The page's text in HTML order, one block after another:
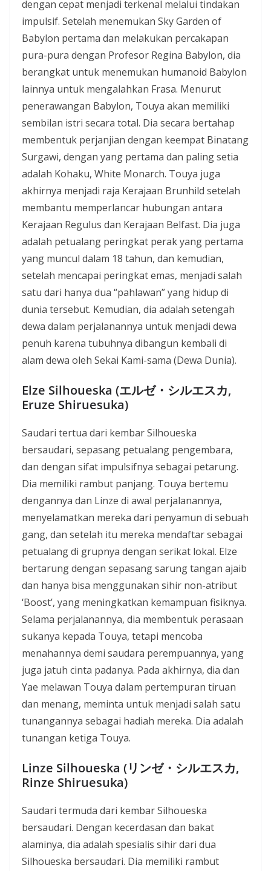
dengan cepat menjadi terkenal melalui tindakan
impulsif. Setelah menemukan Sky Garden of
Babylon pertama dan melakukan percakapan
pura-pura dengan Profesor Regina Babylon, dia
berangkat untuk menemukan humanoid Babylon
lainnya untuk mengalahkan Frasa. Menurut
penerawangan Babylon, Touya akan memiliki
sembilan istri secara total. Dia secara bertahap
membentuk perjanjian dengan keempat Binatang
Surgawi, dengan yang pertama dan paling setia
adalah Kohaku, White Monarch. Touya juga
akhirnya menjadi raja Kerajaan Brunhild setelah
membantu memperlancar hubungan antara
Kerajaan Regulus dan Kerajaan Belfast. Dia juga
adalah petualang peringkat perak yang pertama
yang muncul dalam 18 tahun, dan kemudian,
setelah mencapai peringkat emas, menjadi salah
satu dari hanya dua “pahlawan” yang hidup di
dunia tersebut. Kemudian, dia adalah setengah
dewa dalam perjalanannya untuk menjadi dewa
penuh karena tubuhnya dibangun kembali di
alam dewa oleh Sekai Kami-sama (Dewa Dunia).
Elze Silhoueska (エルゼ・シルエスカ,
Eruze Shiruesuka)
Saudari tertua dari kembar Silhoueska
bersaudari, sepasang petualang pengembara,
dan dengan sifat impulsifnya sebagai petarung.
Dia memiliki rambut panjang. Touya bertemu
dengannya dan Linze di awal perjalanannya,
menyelamatkan mereka dari penyamun di sebuah
gang, dan setelah itu mereka mendaftar sebagai
petualang di grupnya dengan serikat lokal. Elze
bertarung dengan sepasang sarung tangan ajaib
dan hanya bisa menggunakan sihir non-atribut
‘Boost’, yang meningkatkan kemampuan fisiknya.
Selama perjalanannya, dia membentuk perasaan
sukanya kepada Touya, tetapi mencoba
menahannya demi saudara perempuannya, yang
juga jatuh cinta padanya. Pada akhirnya, dia dan
Yae melawan Touya dalam pertempuran tiruan
dan menang, meminta untuk menjadi salah satu
tunangannya sebagai hadiah mereka. Dia adalah
tunangan ketiga Touya.
Linze Silhoueska (リンゼ・シルエスカ,
Rinze Shiruesuka)
Saudari termuda dari kembar Silhoueska
bersaudari. Dengan kecerdasan dan bakat
alaminya, dia adalah spesialis sihir dari dua
Silhoueska bersaudari. Dia memiliki rambut